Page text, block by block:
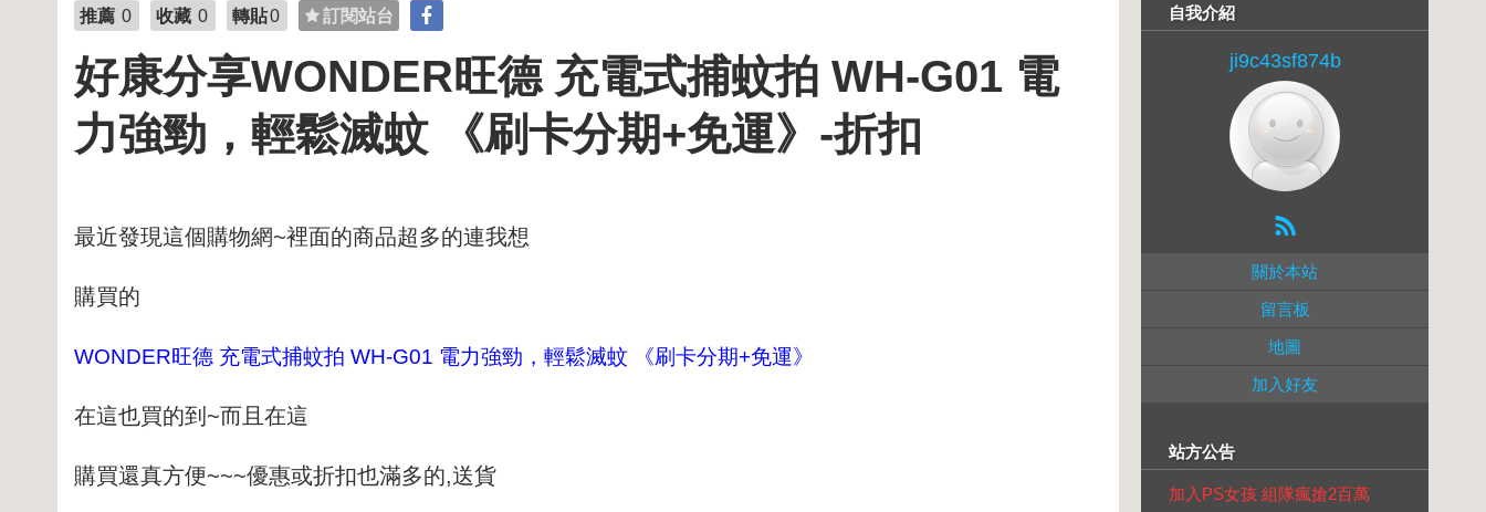
推薦 0 收藏 0 轉貼0 訂閱站台
好康分享WONDER旺德 充電式捕蚊拍 WH-G01 電
力強勁，輕鬆滅蚊 《刷卡分期+免運》-折扣
最近發現這個購物網~裡面的商品超多的連我想
購買的
WONDER旺德 充電式捕蚊拍 WH-G01 電力強勁，輕鬆滅蚊 《刷卡分期+免運》
在這也買的到~而且在這
購買還真方便~~~優惠或折扣也滿多的,送貨
自我介紹
ji9c43sf874b
關於本站
留言板
地圖
加入好友
站方公告
加入PS女孩 組隊瘋搶2百萬